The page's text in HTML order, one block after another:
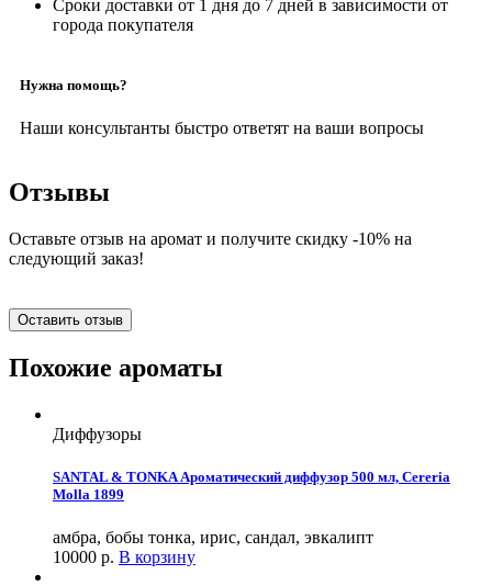
Сроки доставки от 1 дня до 7 дней в зависимости от
города покупателя
Нужна помощь?
Наши консультанты быстро ответят на ваши вопросы
Отзывы
Оставьте отзыв на аромат и получите скидку -10% на
следующий заказ!
Оставить отзыв
Похожие ароматы
Диффузоры
SANTAL & TONKA Ароматический диффузор 500 мл, Cereria
Molla 1899
амбра, бобы тонка, ирис, сандал, эвкалипт
10000 р. В корзину